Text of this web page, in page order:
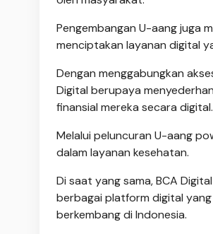
Pengembangan U-aang juga
menciptakan layanan digital
Dengan menggabungkan
Digital berupaya
finansial mereka secara digital.
Melalui peluncuran U-aang
dalam layanan kesehatan.
Di saat yang sama, BCA
berbagai platform digital
berkembang di Indonesia.